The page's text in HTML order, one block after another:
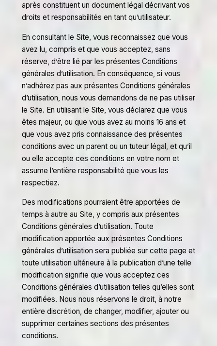
après constituent un document légal décrivant vos
droits et responsabilités en tant qu’utilisateur.
En consultant le Site, vous reconnaissez que vous
avez lu, compris et que vous acceptez, sans
réserve, d’être lié par les présentes Conditions
générales d’utilisation. En conséquence, si vous
n’adhérez pas aux présentes Conditions générales
d’utilisation, nous vous demandons de ne pas utiliser
le Site. En utilisant le Site, vous déclarez que vous
êtes majeur, ou que vous avez au moins 16 ans et
que vous avez pris connaissance des présentes
conditions avec un parent ou un tuteur légal, et qu’il
ou elle accepte ces conditions en votre nom et
assume l’entière responsabilité que vous les
respectiez.
Des modifications pourraient être apportées de
temps à autre au Site, y compris aux présentes
Conditions générales d’utilisation. Toute
modification apportée aux présentes Conditions
générales d’utilisation sera publiée sur cette page et
toute utilisation ultérieure à la publication d’une telle
modification signifie que vous acceptez ces
Conditions générales d’utilisation telles qu’elles sont
modifiées. Nous nous réservons le droit, à notre
entière discrétion, de changer, modifier, ajouter ou
supprimer certaines sections des présentes
conditions.